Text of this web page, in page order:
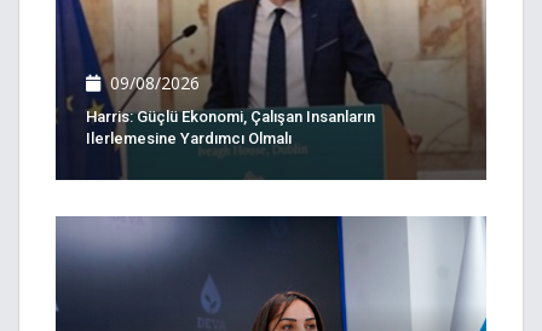
09/08/2026
Harris: Güçlü Ekonomi, Çalışan Insanların
Ilerlemesine Yardımcı Olmalı